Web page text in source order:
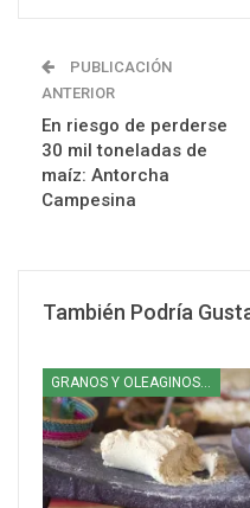
PUBLICACIÓN
ANTERIOR
En riesgo de perderse
30 mil toneladas de
maíz: Antorcha
Campesina
También Podría
GRANOS Y OLEAGINOSAS